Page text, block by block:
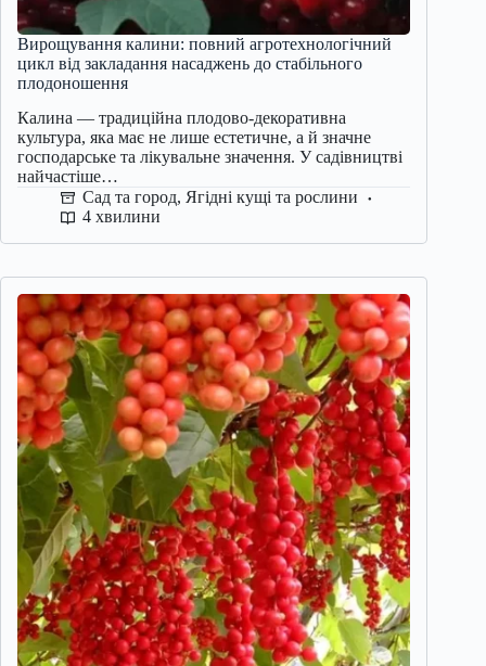
Вирощування калини: повний агротехнологічний
цикл від закладання насаджень до стабільного
плодоношення
Калина — традиційна плодово-декоративна
культура, яка має не лише естетичне, а й значне
господарське та лікувальне значення. У садівництві
найчастіше…
Сад та город, Ягідні кущі та рослини
4 хвилини